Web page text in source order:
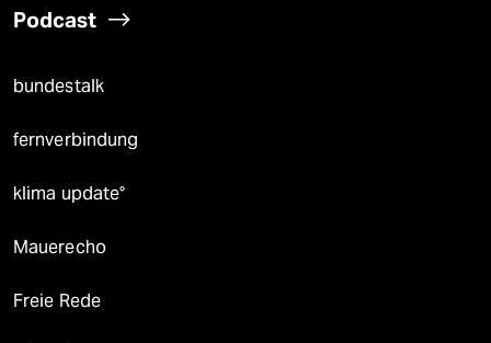
Podcast
bundestalk
fernverbindung
klima update°
Mauerecho
Freie Rede